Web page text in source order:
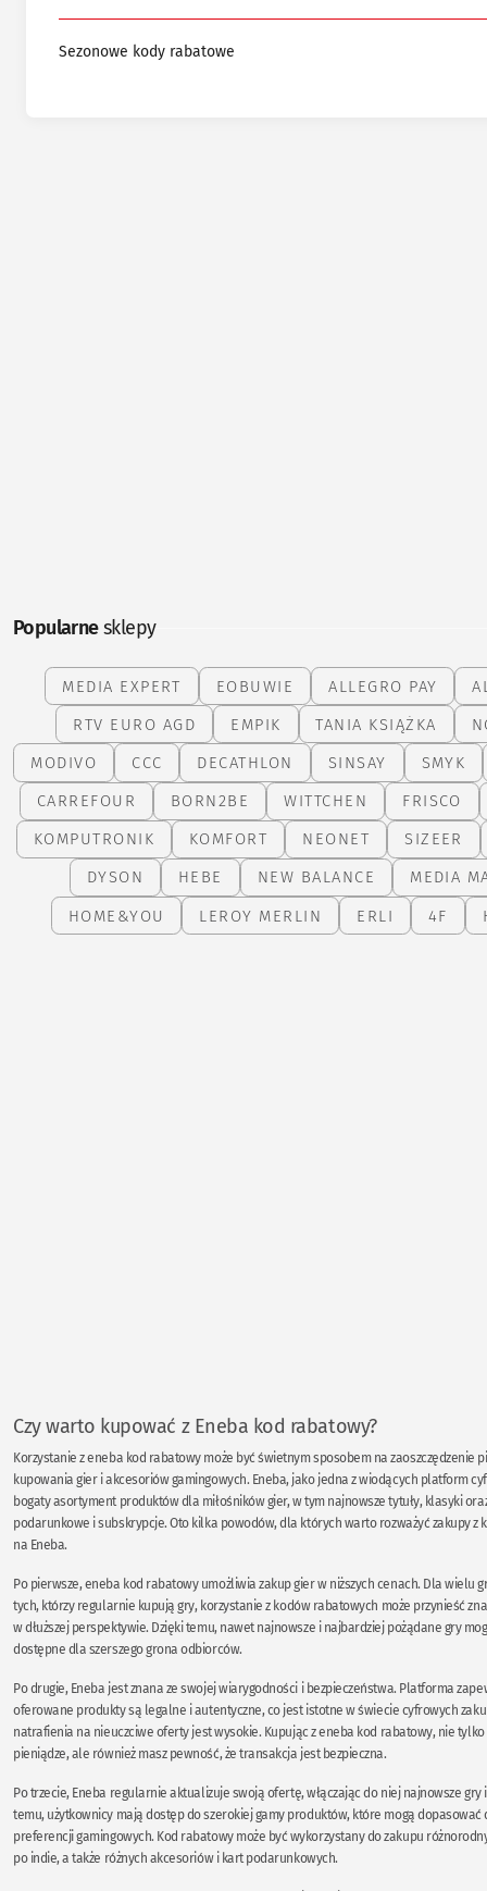
Sezonowe kody rabatowe
Popularnesklepy
MEDIA EXPERT EOBUWIE ALLEGRO PAY
RTV EURO AGD
EMPIK TANIA KSIĄŻKA
MODIVO
CCC DECATHLON SINSAY
SMYK
CARREFOUR
BORN2BE WITTCHEN
FRISCO
KOMPUTRONIK
KOMFORT NEONET
SIZEER
DYSON
HEBE NEW BALANCE
MEDIA
HOME&YOU
LEROY MERLIN ERLI 4F
Czy warto kupować z Eneba kod rabatowy?
Korzystanie z eneba kod rabatowy może być świetnym sposobem na zaoszczędzenie
kupowania gier i akcesoriów gamingowych. Eneba, jako jedna z wiodących platform
bogaty asortyment produktów dla miłośników gier, w tym najnowsze tytuły, klasyki
podarunkowe i subskrypcje. Oto kilka powodów, dla których warto rozważyć zakupy z
na Eneba.
Po pierwsze, eneba kod rabatowy umożliwia zakup gier w niższych cenach. Dla wielu
tych, którzy regularnie kupują gry, korzystanie z kodów rabatowych może przynieść
w dłuższej perspektywie. Dzięki temu, nawet najnowsze i najbardziej pożądane gry
dostępne dla szerszego grona odbiorców.
Po drugie, Eneba jest znana ze swojej wiarygodności i bezpieczeństwa. Platforma
oferowane produkty są legalne i autentyczne, co jest istotne w świecie cyfrowych
natrafienia na nieuczciwe oferty jest wysokie. Kupując z eneba kod rabatowy, nie tylko
pieniądze, ale również masz pewność, że transakcja jest bezpieczna.
Po trzecie, Eneba regularnie aktualizuje swoją ofertę, włączając do niej najnowsze gry
temu, użytkownicy mają dostęp do szerokiej gamy produktów, które mogą dopasować
preferencji gamingowych. Kod rabatowy może być wykorzystany do zakupu
po indie, a także różnych akcesoriów i kart podarunkowych.